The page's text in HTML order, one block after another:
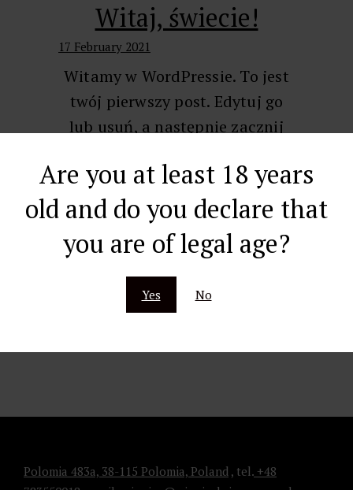
Are you at least 18 years
old and do you declare that
you are of legal age?
Yes No
Witaj, świecie!
17 February 2021
Witamy w WordPressie. To jest
twój pierwszy post. Edytuj go
lub usuń, a następnie zacznij
READ MORE
Polomia 483a, 38-115 Polomia, Poland , tel. +48